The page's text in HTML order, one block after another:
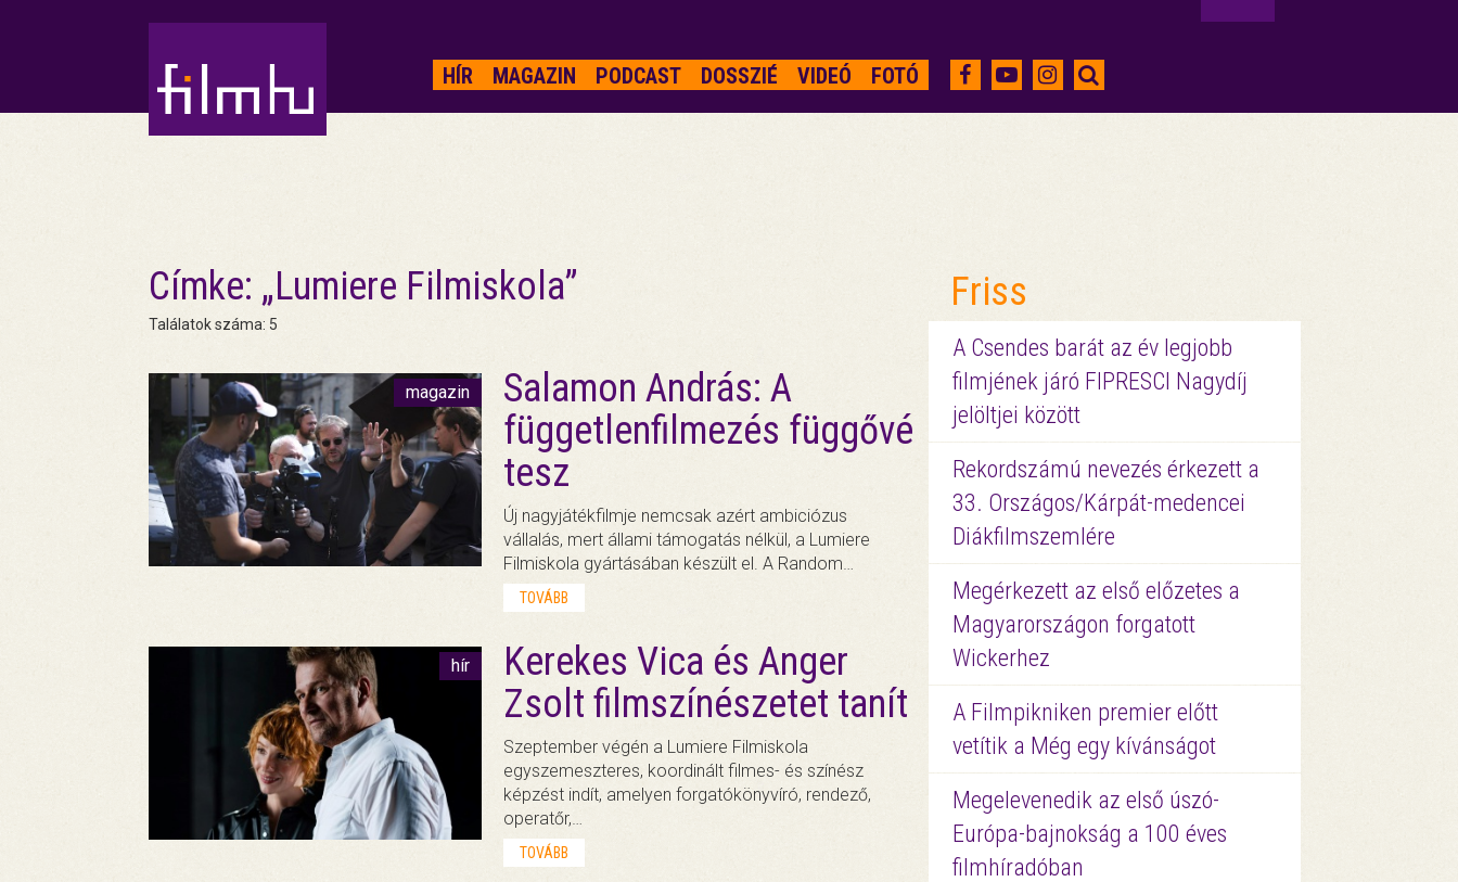
HÍR MAGAZIN PODCAST DOSSZIÉ VIDEÓ FOTÓ
Címke: „Lumiere Filmiskola”
Találatok száma: 5
magazin
Salamon András: A
függetlenfilmezés függővé
tesz
Új nagyjátékfilmje nemcsak azért ambiciózus
vállalás, mert állami támogatás nélkül, a Lumiere
Filmiskola gyártásában készült el. A Random…
TOVÁBB
hír
Kerekes Vica és Anger
Zsolt filmszínészetet tanít
Szeptember végén a Lumiere Filmiskola
egyszemeszteres, koordinált filmes- és színész
képzést indít, amelyen forgatókönyvíró, rendező,
operatőr,…
TOVÁBB
Friss
A Csendes barát az év legjobb
filmjének járó FIPRESCI Nagydíj
jelöltjei között
Rekordszámú nevezés érkezett a
33. Országos/Kárpát-medencei
Diákfilmszemlére
Megérkezett az első előzetes a
Magyarországon forgatott
Wickerhez
A Filmpikniken premier előtt
vetítik a Még egy kívánságot
Megelevenedik az első úszó-
Európa-bajnokság a 100 éves
filmhíradóban